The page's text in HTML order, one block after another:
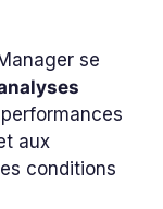
se
aux
conditions